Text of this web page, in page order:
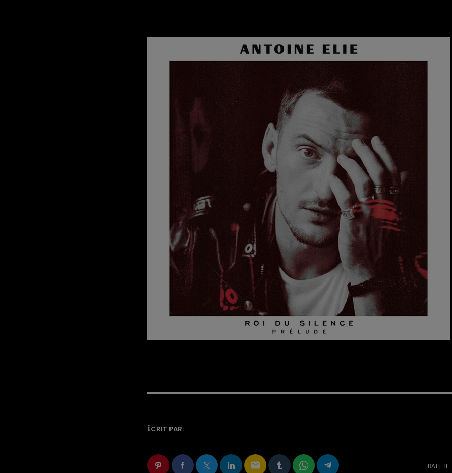
ÉCRIT PAR:
email RATE IT